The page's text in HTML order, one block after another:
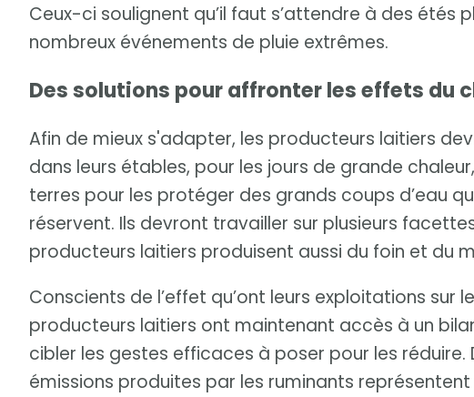
Ceux-ci soulignent qu’il faut s’attendre à des étés
nombreux événements de pluie extrêmes.
Des solutions pour affronter les effets du
Afin de mieux s'adapter, les producteurs laitiers
dans leurs étables, pour les jours de grande
terres pour les protéger des grands coups d’eau
réservent. Ils devront travailler sur plusieurs
producteurs laitiers produisent aussi du foin et du
Conscients de l’effet qu’ont leurs exploitations sur
producteurs laitiers ont maintenant accès à un
cibler les gestes efficaces à poser pour les réduire.
émissions produites par les ruminants